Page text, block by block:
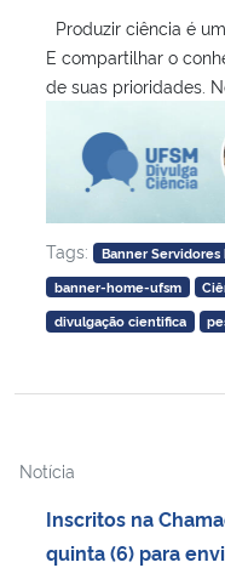
Produzir ciência é
E compartilhar o
de suas prioridades.
Tags: Banner
banner-home-ufsm
divulgação cientifica
Notícia
Inscritos na
quinta (6) para